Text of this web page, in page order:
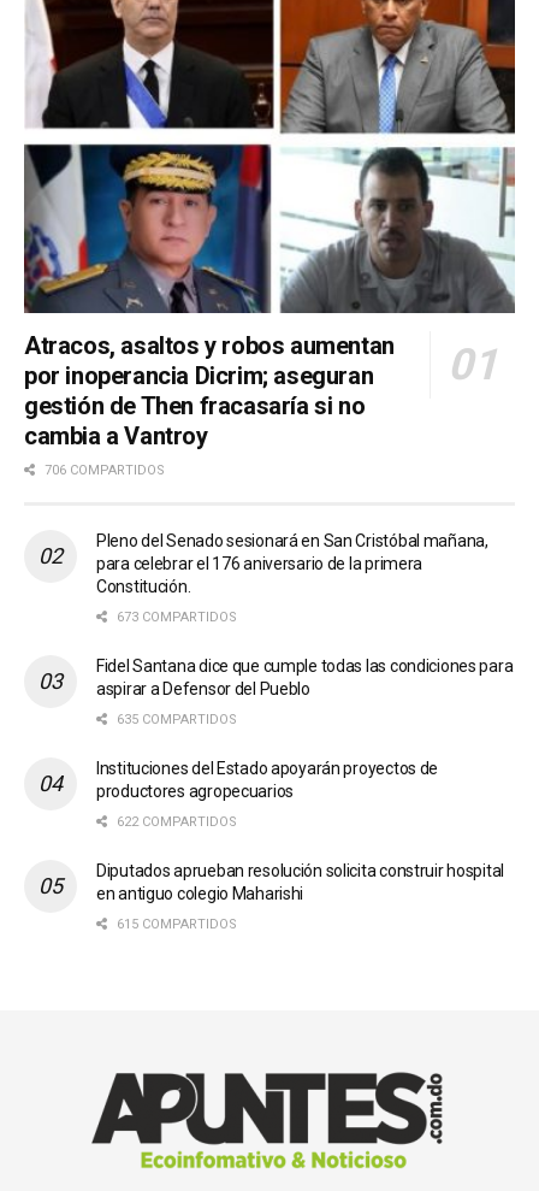
Atracos, asaltos y robos aumentan
por inoperancia Dicrim; aseguran
gestión de Then fracasaría si no
cambia a Vantroy
706 COMPARTIDOS
Pleno del Senado sesionará en San Cristóbal mañana,
para celebrar el 176 aniversario de la primera
Constitución.
673 COMPARTIDOS
Fidel Santana dice que cumple todas las condiciones para
aspirar a Defensor del Pueblo
635 COMPARTIDOS
Instituciones del Estado apoyarán proyectos de
productores agropecuarios
622 COMPARTIDOS
Diputados aprueban resolución solicita construir hospital
en antiguo colegio Maharishi
615 COMPARTIDOS